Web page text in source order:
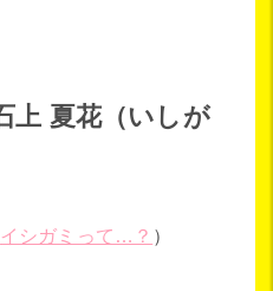
上 夏花（いしが
イシガミって…？ ）